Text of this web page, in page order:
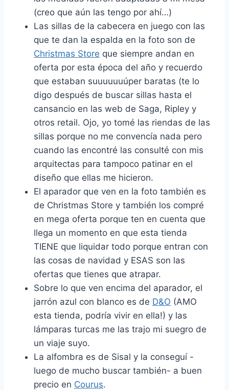
(creo que aún las tengo por ahí…)
Las sillas de la cabecera en juego con las
que te dan la espalda en la foto son de
Christmas Store que siempre andan en
oferta por esta época del año y recuerdo
que estaban suuuuuuúper baratas (te lo
digo después de buscar sillas hasta el
cansancio en las web de Saga, Ripley y
otros retail. Ojo, yo tomé las riendas de las
sillas porque no me convencía nada pero
cuando las encontré las consulté con mis
arquitectas para tampoco patinar en el
diseño que ellas me hicieron.
El aparador que ven en la foto también es
de Christmas Store y también los compré
en mega oferta porque ten en cuenta que
llega un momento en que esta tienda
TIENE que liquidar todo porque entran con
las cosas de navidad y ESAS son las
ofertas que tienes que atrapar.
Sobre lo que ven encima del aparador, el
jarrón azul con blanco es de D&O (AMO
esta tienda, podría vivir en ella!) y las
lámparas turcas me las trajo mi suegro de
un viaje suyo.
La alfombra es de Sisal y la conseguí -
luego de mucho buscar también- a buen
precio en Courus.